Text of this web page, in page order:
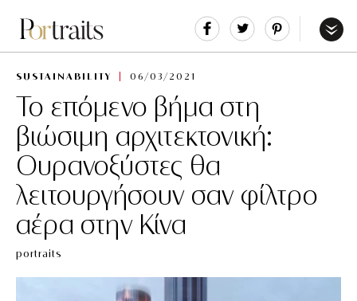
Share Tweet
SUSTAINABILITY 06/03/2021
Το επόμενο βήμα στη
βιώσιμη αρχιτεκτονική:
Ουρανοξύστες θα
λειτουργήσουν σαν φίλτρο
αέρα στην Κίνα
portraits